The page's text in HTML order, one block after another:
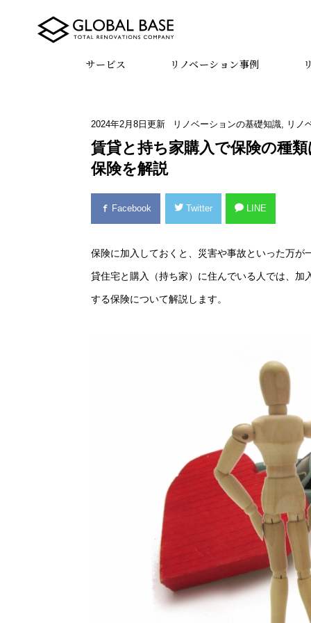
サービス リノベーション事例
2024年2月8日更新 リノベーションの基礎知識, リノ
賃貸と持ち家購入で保険の種
保険を解説
Facebook Twitter LINE
保険に加入しておくと、災害や事故といった万
貸住宅と購入（持ち家）に住んでいる人では、
する保険について解説します。